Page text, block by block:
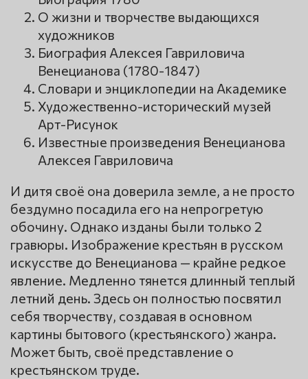
О жизни и творчестве выдающихся
художников
Биография Алексея Гавриловича
Венецианова (1780-1847)
Словари и энциклопедии на Академике
Художественно-исторический музей
Арт-Рисунок
Известные произведения Венецианова
Алексея Гавриловича
И дитя своё она доверила земле, а не просто
бездумно посадила его на непрогретую
обочину. Однако изданы были только 2
гравюры. Изображение крестьян в русском
искусстве до Венецианова — крайне редкое
явление. Медленно тянется длинный теплый
летний день. Здесь он полностью посвятил
себя творчеству, создавая в основном
картины бытового (крестьянского) жанра.
Может быть, своё представление о
крестьянском труде.